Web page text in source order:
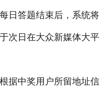
日答题结束后，系统将
次日在大众新媒体大平
中奖用户所留地址信